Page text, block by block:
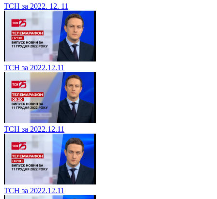
ТСН за 2022. 12. 11
ТСН за 2022.12.11
ТСН за 2022.12.11
ТСН за 2022.12.11